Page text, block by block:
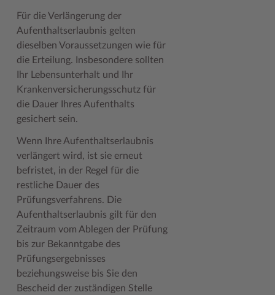
Woche der Seelischen Gesundheit
#MeinStormarn
Zahlen, Daten, Fakten
Für die Verlängerung der
Aufenthaltserlaubnis gelten
dieselben Voraussetzungen wie für
die Erteilung. Insbesondere sollten
Ihr Lebensunterhalt und Ihr
Krankenversicherungsschutz für
die Dauer Ihres Aufenthalts
gesichert sein.
Wenn Ihre Aufenthaltserlaubnis
verlängert wird, ist sie erneut
befristet, in der Regel für die
restliche Dauer des
Prüfungsverfahrens. Die
Aufenthaltserlaubnis gilt für den
Zeitraum vom Ablegen der Prüfung
bis zur Bekanntgabe des
Prüfungsergebnisses
beziehungsweise bis Sie den
Bescheid der zuständigen Stelle